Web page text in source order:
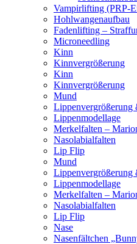
Vampirlifting (PRP-
Hohlwangenaufbau
Fadenlifting –
Microneedling
Kinn
Kinnvergrößerung
Kinn
Kinnvergrößerung
Mund
Lippenmodellage
Merkelfalten –
Nasolabialfalten
Lip Flip
Mund
Lippenmodellage
Merkelfalten –
Nasolabialfalten
Lip Flip
Nase
Nasenfältchen